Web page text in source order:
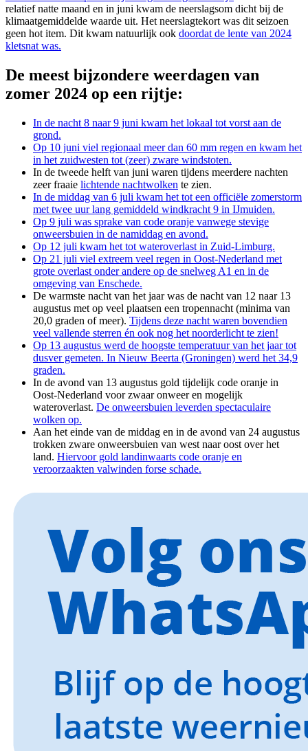
relatief natte maand en in juni kwam de neerslagsom dicht bij de
klimaatgemiddelde waarde uit. Het neerslagtekort was dit seizoen
geen hot item. Dit kwam natuurlijk ook doordat de lente van 2024
kletsnat was.
De meest bijzondere weerdagen van
zomer 2024 op een rijtje:
In de nacht 8 naar 9 juni kwam het lokaal tot vorst aan de
grond.
Op 10 juni viel regionaal meer dan 60 mm regen en kwam het
in het zuidwesten tot (zeer) zware windstoten.
In de tweede helft van juni waren tijdens meerdere nachten
zeer fraaie lichtende nachtwolken te zien.
In de middag van 6 juli kwam het tot een officiële zomerstorm
met twee uur lang gemiddeld windkracht 9 in IJmuiden.
Op 9 juli was sprake van code oranje vanwege stevige
onweersbuien in de namiddag en avond.
Op 12 juli kwam het tot wateroverlast in Zuid-Limburg.
Op 21 juli viel extreem veel regen in Oost-Nederland met
grote overlast onder andere op de snelweg A1 en in de
omgeving van Enschede.
De warmste nacht van het jaar was de nacht van 12 naar 13
augustus met op veel plaatsen een tropennacht (minima van
20,0 graden of meer). Tijdens deze nacht waren bovendien
veel vallende sterren én ook nog het noorderlicht te zien!
Op 13 augustus werd de hoogste temperatuur van het jaar tot
dusver gemeten. In Nieuw Beerta (Groningen) werd het 34,9
graden.
In de avond van 13 augustus gold tijdelijk code oranje in
Oost-Nederland voor zwaar onweer en mogelijk
wateroverlast. De onweersbuien leverden spectaculaire
wolken op.
Aan het einde van de middag en in de avond van 24 augustus
trokken zware onweersbuien van west naar oost over het
land. Hiervoor gold landinwaarts code oranje en
veroorzaakten valwinden forse schade.